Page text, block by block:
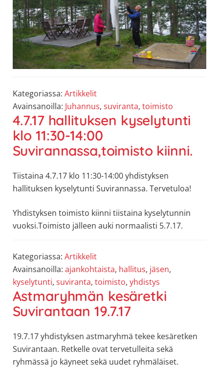
Kategoriassa: Artikkelit
Avainsanoilla: Juhannus, suviranta, toimisto
4.7.17 hallituksen kyselytunti
klo 11:30-14:00
Suvirannassa,toimisto kiinni.
Tiistaina 4.7.17 klo 11:30-14:00 yhdistyksen
hallituksen kyselytunti Suvirannassa. Tervetuloa!
Yhdistyksen toimisto kiinni tiistaina kyselytunnin
vuoksi.Toimisto jälleen auki normaalisti 5.7.17.
Kategoriassa: Artikkelit
Avainsanoilla: ajankohtaista, hallitus, jäsen,
kyselytunti, suviranta, toimisto, yhdistys
Astmaryhmän kesäretki
Suvirantaan 19.7.17
19.7.17 yhdistyksen astmaryhmä tekee kesäretken
Suvirantaan. Retkelle ovat tervetulleita sekä
ryhmässä jo käyneet sekä uudet ryhmäläiset.